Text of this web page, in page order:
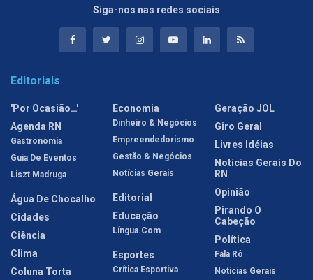
Siga-nos nas redes sociais
Editoriais
'Por Ocasião…'
Agenda RN
Gastronomia
Guia De Eventos
Liszt Madruga
Água De Chocalho
Cidades
Ciência
Clima
Coluna Torta
Economia
Dinheiro & Negócios
Empreendedorismo
Gestão & Negócios
Notícias Gerais
Editorial
Educação
Língua.com
Esportes
Crítica Esportiva
Geração JOL
Giro Geral
Livres Idéias
Notícias Gerais Do
RN
Opinião
Pirando O
Cabeção
Política
Fala Rô
Notícias Gerais